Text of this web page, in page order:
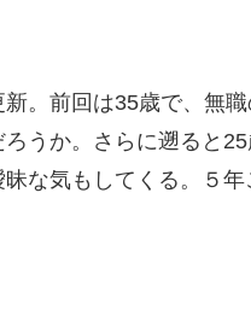
新。前回は35歳で、無
うか。さらに遡ると
な気もしてくる。５